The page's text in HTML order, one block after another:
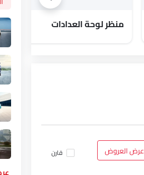
منظر لوحة العدادات
عرض العروض قارن